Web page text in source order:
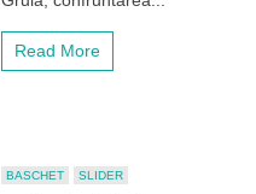
Read More
BASCHET SLIDER